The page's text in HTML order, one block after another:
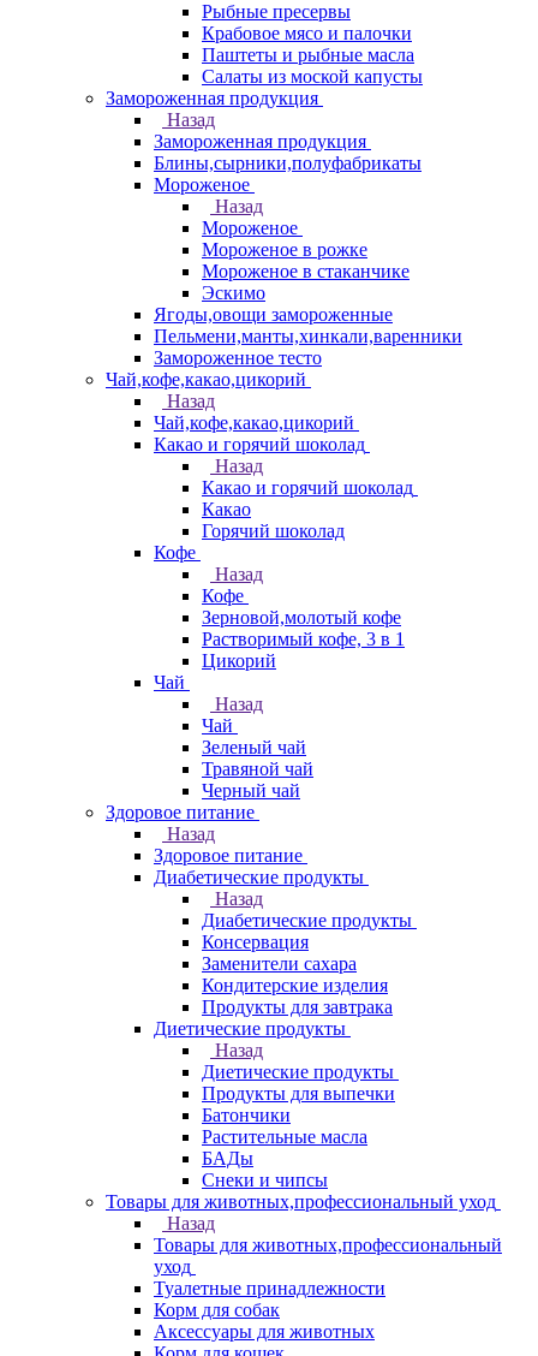
Рыбные пресервы
Крабовое мясо и палочки
Паштеты и рыбные масла
Салаты из моской капусты
Замороженная продукция
Назад
Замороженная продукция
Блины,сырники,полуфабрикаты
Мороженое
Назад
Мороженое
Мороженое в рожке
Мороженое в стаканчике
Эскимо
Ягоды,овощи замороженные
Пельмени,манты,хинкали,варенники
Замороженное тесто
Чай,кофе,какао,цикорий
Назад
Чай,кофе,какао,цикорий
Какао и горячий шоколад
Назад
Какао и горячий шоколад
Какао
Горячий шоколад
Кофе
Назад
Кофе
Зерновой,молотый кофе
Растворимый кофе, 3 в 1
Цикорий
Чай
Назад
Чай
Зеленый чай
Травяной чай
Черный чай
Здоровое питание
Назад
Здоровое питание
Диабетические продукты
Назад
Диабетические продукты
Консервация
Заменители сахара
Кондитерские изделия
Продукты для завтрака
Диетические продукты
Назад
Диетические продукты
Продукты для выпечки
Батончики
Растительные масла
БАДы
Снеки и чипсы
Товары для животных,профессиональный уход
Назад
Товары для животных,профессиональный
уход
Туалетные принадлежности
Корм для собак
Аксессуары для животных